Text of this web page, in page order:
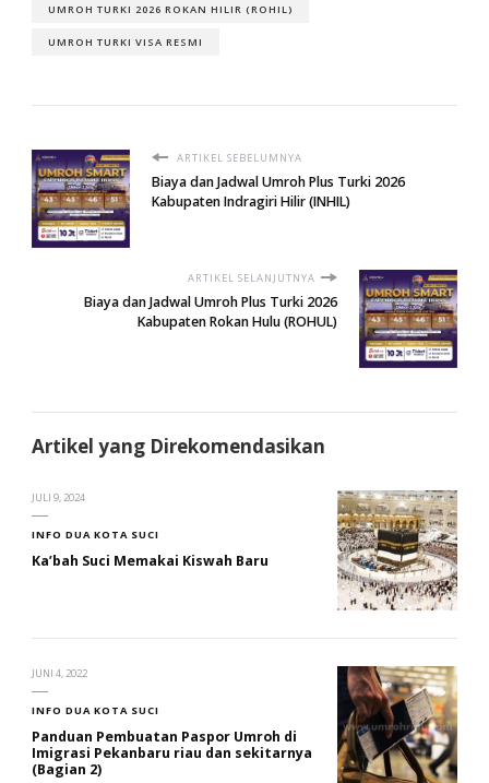
UMROH TURKI 2026 ROKAN HILIR (ROHIL)
UMROH TURKI VISA RESMI
ARTIKEL SEBELUMNYA
Biaya dan Jadwal Umroh Plus Turki 2026
Kabupaten Indragiri Hilir (INHIL)
ARTIKEL SELANJUTNYA
Biaya dan Jadwal Umroh Plus Turki 2026
Kabupaten Rokan Hulu (ROHUL)
Artikel yang Direkomendasikan
JULI 9, 2024
INFO DUA KOTA SUCI
Ka’bah Suci Memakai Kiswah Baru
JUNI 4, 2022
INFO DUA KOTA SUCI
Panduan Pembuatan Paspor Umroh di
Imigrasi Pekanbaru riau dan sekitarnya
(Bagian 2)